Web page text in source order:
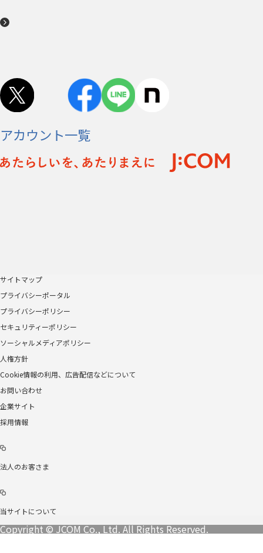
アカウント一覧
サイトマップ
プライバシーポータル
プライバシーポリシー
セキュリティーポリシー
ソーシャルメディアポリシー
人権方針
Cookie情報の利用、広告配信などについて
お問い合わせ
企業サイト
採用情報
法人のお客さま
当サイトについて
Copyright © JCOM Co., Ltd. All Rights Reserved.